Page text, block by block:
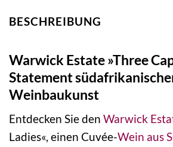
BESCHREIBUNG
Warwick Estate »Three
Statement
Weinbaukunst
Entdecken Sie den Warwick
Ladies«, einen Cuvée-Wein aus